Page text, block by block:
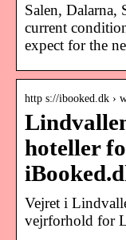
Salen, Dalarna,
current
expect for the
http s://ibooked.dk ›
hoteller
Vejret i
vejrforhold for